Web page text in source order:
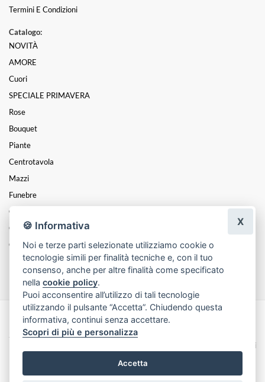
Termini E Condizioni
Catalogo:
NOVITÀ
AMORE
Cuori
SPECIALE PRIMAVERA
Rose
Bouquet
Piante
Centrotavola
Mazzi
Funebre
Cesti
Composizioni
Coroncine
FESTA DELLA MAMMA
Made with byInfoser.it- Realizzazione Siti ecommerce per Fioristi
2026
Termini e Condizioni
🍪 Informativa
Noi e terze parti selezionate utilizziamo cookie o
tecnologie simili per finalità tecniche e, con il tuo
consenso, anche per altre finalità come specificato
nellacookie policy.
Puoi acconsentire all’utilizzo di tali tecnologie
utilizzando il pulsante “Accetta”. Chiudendo questa
informativa, continui senza accettare.
Scopri di più e personalizza
Accetta
X